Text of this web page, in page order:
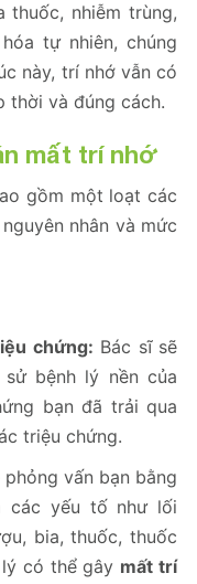
thuốc, nhiễm trùng,
tự nhiên, chúng
này, trí nhớ vẫn có
thời và đúng cách.
mất trí nhớ
gồm một loạt các
nhân và mức
chứng: Bác sĩ sẽ
bệnh lý nền của
bạn đã trải qua
triệu chứng.
phỏng vấn bạn bằng
các yếu tố như lối
bia, thuốc, thuốc
có thể gây mất trí